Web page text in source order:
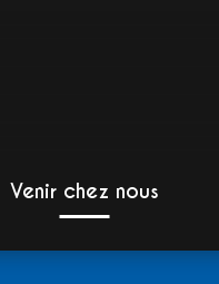
Venir chez nous